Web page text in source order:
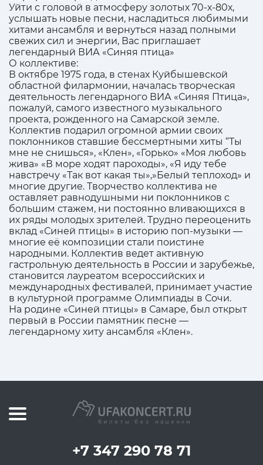
Уйти с головой в атмосферу золотых 70-х-80х,
услышать новые песни, насладиться любимыми
хитами ансамбля и вернуться назад полными
свежих сил и энергии, Вас приглашает
легендарный ВИА «Синяя птица»
О коллективе:
В октябре 1975 года, в стенах Куйбышевской
областной филармонии, началась творческая
деятельность легендарного ВИА «Синяя Птица»,
пожалуй, самого известного музыкального
проекта, рожденного на Самарской земле.
Коллектив подарил огромной армии своих
поклонников ставшие бессмертными хиты “Ты
мне не снишься», «Клен», «Горько» «Моя любовь
жива» «В море ходят пароходы», «Я иду тебе
навстречу «Так вот какая ты»,»Белый теплоход» и
многие другие. Творчество коллектива не
оставляет равнодушными ни поклонников с
большим стажем, ни постоянно вливающихся в
их ряды молодых зрителей. Трудно переоценить
вклад «Синей птицы» в историю поп-музыки —
многие её композиции стали поистине
народными. Коллектив ведет активную
гастрольную деятельность в России и зарубежье,
становится лауреатом всероссийских и
международных фестивалей, принимает участие
в культурной программе Олимпиады в Сочи.
На родине «Синей птицы» в Самаре, был открыт
первый в России памятник песне —
легендарному хиту ансамбля «Клен».
+7 347 290 78 71